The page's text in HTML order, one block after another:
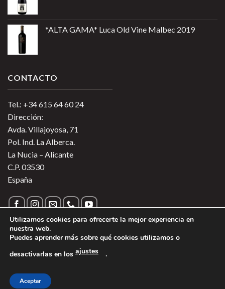
*ALTA GAMA* Luca Old Vine Malbec 2019
CONTACTO
Tel.: +34 615 64 60 24
Dirección:
Avda. Villajoyosa, 71
Pol. Ind. La Alberca.
La Nucia – Alicante
C.P. 03530
España
sobre las Cookies
Copyright 2026 ©
Utilizamos cookies para ofrecerte la mejor experiencia en
nuestra web.
Puedes aprender más sobre qué cookies utilizamos o
desactivarlas en los ajustes .
Aceptar